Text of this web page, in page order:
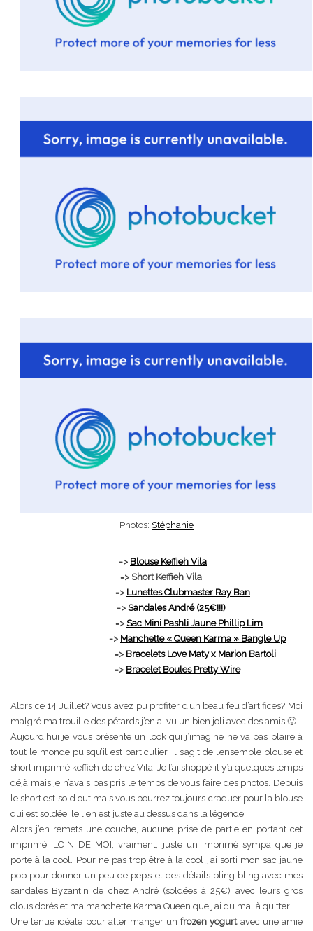
Photos: Stéphanie
=> Blouse Keffieh Vila
=> Short Keffieh Vila
=> Lunettes Clubmaster Ray Ban
=> Sandales André (25€!!!)
=> Sac Mini Pashli Jaune Phillip Lim
=> Manchette « Queen Karma » Bangle Up
=> Bracelets Love Maty x Marion Bartoli
=> Bracelet Boules Pretty Wire
Alors ce 14 Juillet? Vous avez pu profiter d’un beau feu d’artifices? Moi
malgré ma trouille des pétards j’en ai vu un bien joli avec des amis 🙂
Aujourd’hui je vous présente un look qui j’imagine ne va pas plaire à
tout le monde puisqu’il est particulier, il s’agit de l’ensemble blouse et
short imprimé keffieh de chez Vila. Je l’ai shoppé il y’a quelques temps
déjà mais je n’avais pas pris le temps de vous faire des photos. Depuis
le short est sold out mais vous pourrez toujours craquer pour la blouse
qui est soldée, le lien est juste au dessus dans la légende.
Alors j’en remets une couche, aucune prise de partie en portant cet
imprimé, LOIN DE MOI, vraiment, juste un imprimé sympa que je
porte à la cool. Pour ne pas trop être à la cool j’ai sorti mon sac jaune
pop pour donner un peu de pep’s et des détails bling bling avec mes
sandales Byzantin de chez André (soldées à 25€) avec leurs gros
clous dorés et ma manchette Karma Queen que j’ai du mal à quitter.
Une tenue idéale pour aller manger unfrozen yogurtavec une amie